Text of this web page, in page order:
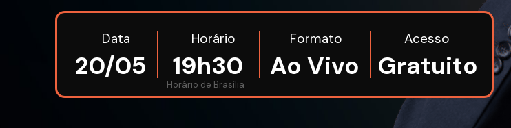
Data Horário Formato Acesso
Ao Vivo
20/05 19h30 Gratuito
Horário de Brasília